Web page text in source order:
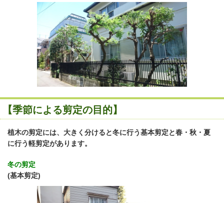
【季節による剪定の目的】
植木の剪定には、大きく分けると冬に行う基本剪定と春・秋・夏
に行う軽剪定があります。
冬の剪定
(基本剪定)